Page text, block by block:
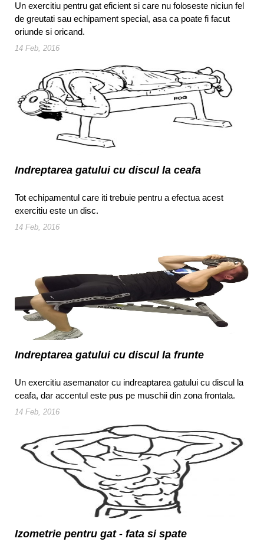
Un exercitiu pentru gat eficient si care nu foloseste niciun fel
de greutati sau echipament special, asa ca poate fi facut
oriunde si oricand.
14 Feb, 2016
Indreptarea gatului cu discul la ceafa
Tot echipamentul care iti trebuie pentru a efectua acest
exercitiu este un disc.
14 Feb, 2016
Indreptarea gatului cu discul la frunte
Un exercitiu asemanator cu indreaptarea gatului cu discul la
ceafa, dar accentul este pus pe muschii din zona frontala.
14 Feb, 2016
Izometrie pentru gat - fata si spate